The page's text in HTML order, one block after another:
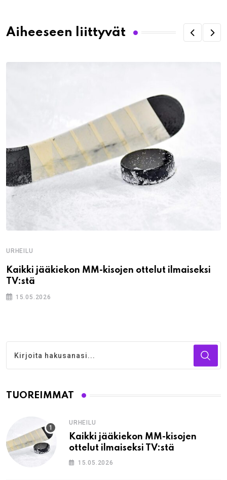
Aiheeseen liittyvät
URHEILU
Kaikki jääkiekon MM-kisojen ottelut ilmaiseksi
TV:stä
15.05.2026
TUOREIMMAT
URHEILU
Kaikki jääkiekon MM-kisojen
ottelut ilmaiseksi TV:stä
15.05.2026